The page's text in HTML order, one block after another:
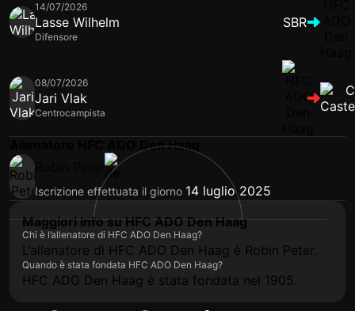
14/07/2026
Lasse Wilhelm
Difensore
SBR
08/07/2026
Jari Vlak
Centrocampista
Allenatore HFC ADO Den Haag
Iscrizione effettuata il giorno 14 luglio 2025
Maggiori info su HFC ADO Den Haag
Chi è l’allenatore di HFC ADO Den Haag?
L’allenatore di HFC ADO Den Haag è Robin Peter.
Quando è stata fondata HFC ADO Den Haag?
HFC ADO Den Haag è stata fondata nel 1905.